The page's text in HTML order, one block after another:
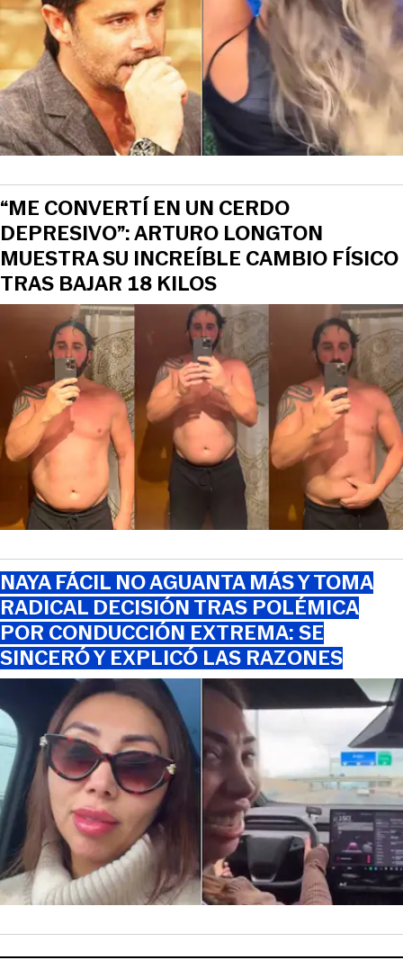
“ME CONVERTÍ EN UN CERDO
DEPRESIVO”: ARTURO LONGTON
MUESTRA SU INCREÍBLE CAMBIO FÍSICO
TRAS BAJAR 18 KILOS
NAYA FÁCIL NO AGUANTA MÁS Y TOMA
RADICAL DECISIÓN TRAS POLÉMICA
POR CONDUCCIÓN EXTREMA: SE
SINCERÓ Y EXPLICÓ LAS RAZONES